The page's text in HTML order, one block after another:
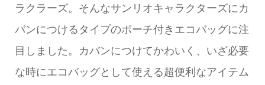
ラクラーズ。そんなサンリオキャラクターズにカ
バンにつけるタイプのポーチ付きエコバッグに注
目しました。カバンにつけてかわいく、いざ必要
な時にエコバッグとして使える超便利なアイテム